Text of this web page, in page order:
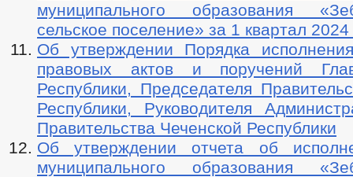
муниципального образования
сельское поселение» за 1 квартал 2024
Об утверждении Порядка
правовых актов и поручений
Республики, Председателя
Республики, Руководителя
Правительства Чеченской Республики
Об утверждении отчета об
муниципального образования